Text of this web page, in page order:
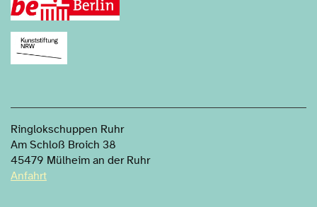
Ringlokschuppen Ruhr
Am Schloß Broich 38
45479 Mülheim an der Ruhr
Anfahrt